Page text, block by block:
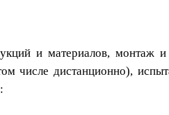
и материалов, монтаж
числе дистанционно),